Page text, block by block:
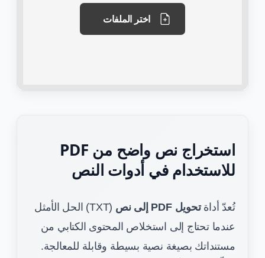
اختر الملفات
استخراج نص واضح من PDF
للاستخدام في أدوات النص
تُعدّ أداةتحويل PDF إلى نص
(TXT) الحل الأمثل
عندما تحتاج إلى استخلاص المحتوى الكتابي من
مستنداتك بصيغة نصية بسيطة وقابلة للمعالجة.